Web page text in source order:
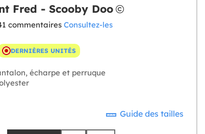
Fred - Scooby Doo
commentaires Consultez-les
DERNIÈRES UNITÉS
écharpe et perruque
Guide des tailles